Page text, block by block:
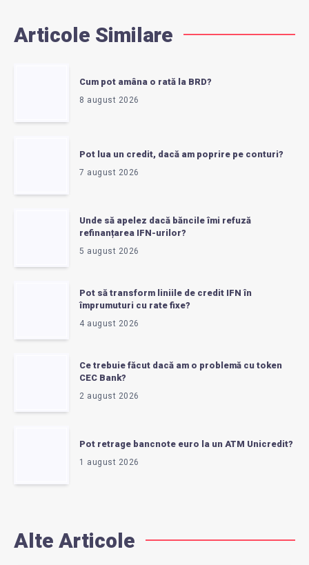
Articole Similare
Cum pot amâna o rată la BRD?
8 august 2026
Pot lua un credit, dacă am poprire pe conturi?
7 august 2026
Unde să apelez dacă băncile îmi refuză
refinanțarea IFN-urilor?
5 august 2026
Pot să transform liniile de credit IFN în
împrumuturi cu rate fixe?
4 august 2026
Ce trebuie făcut dacă am o problemă cu token
CEC Bank?
2 august 2026
Pot retrage bancnote euro la un ATM Unicredit?
1 august 2026
Alte Articole